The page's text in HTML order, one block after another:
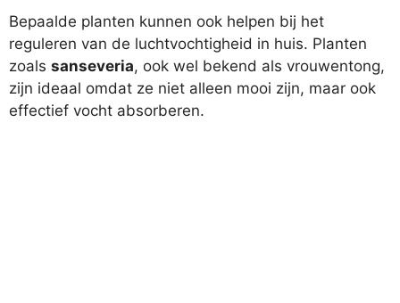
Bepaalde planten kunnen ook helpen bij het
reguleren van de luchtvochtigheid in huis. Planten
zoals sanseveria, ook wel bekend als vrouwentong,
zijn ideaal omdat ze niet alleen mooi zijn, maar ook
effectief vocht absorberen.